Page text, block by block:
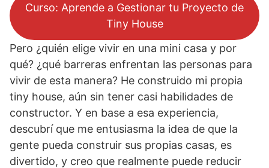
Curso: Aprende a Gestionar tu Proyecto de
Tiny House
Pero ¿quién elige vivir en una mini casa y por
qué? ¿qué barreras enfrentan las personas para
vivir de esta manera? He construido mi propia
tiny house, aún sin tener casi habilidades de
constructor. Y en base a esa experiencia,
descubrí que me entusiasma la idea de que la
gente pueda construir sus propias casas, es
divertido, y creo que realmente puede reducir